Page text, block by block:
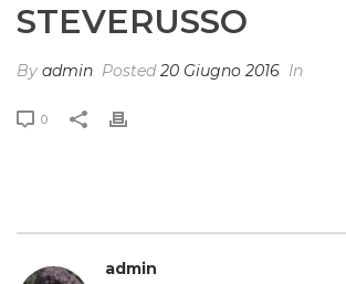
STEVERUSSO
By admin Posted20 Giugno 2016 In
0
admin